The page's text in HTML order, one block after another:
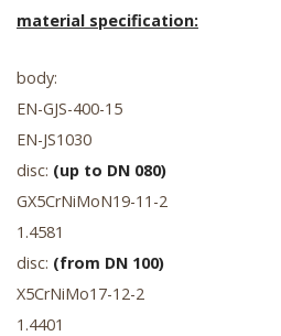
material specification:
body:
EN-GJS-400-15
EN-JS1030
disc: (up to DN 080)
GX5CrNiMoN19-11-2
1.4581
disc: (from DN 100)
X5CrNiMo17-12-2
1.4401